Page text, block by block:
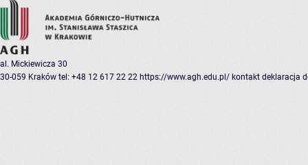
al. Mickiewicza 30
30-059 Kraków tel: +48 12 617 22 22 https://www.agh.edu.pl/ kontakt deklaracja